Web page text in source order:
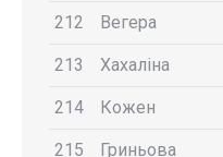
212 Вегера
213 Хахаліна
214 Кожен
215 Гриньова